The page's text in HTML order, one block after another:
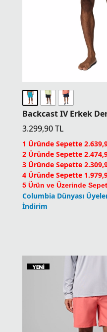
Backcast IV Erkek
3.299,90TL
1 Üründe Sepette
2 Üründe Sepette
3 Üründe Sepette
4 Üründe Sepette
5 Ürün ve Üzerinde
Columbia Dünyası
İndirim